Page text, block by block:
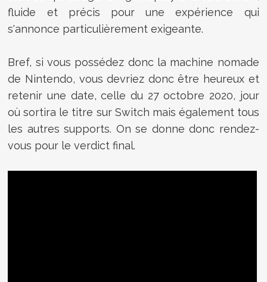
fluide et précis pour une expérience qui
s'annonce particulièrement exigeante.
Bref, si vous possédez donc la machine nomade
de Nintendo, vous devriez donc être heureux et
retenir une date, celle du 27 octobre 2020, jour
où sortira le titre sur Switch mais également tous
les autres supports. On se donne donc rendez-
vous pour le verdict final.